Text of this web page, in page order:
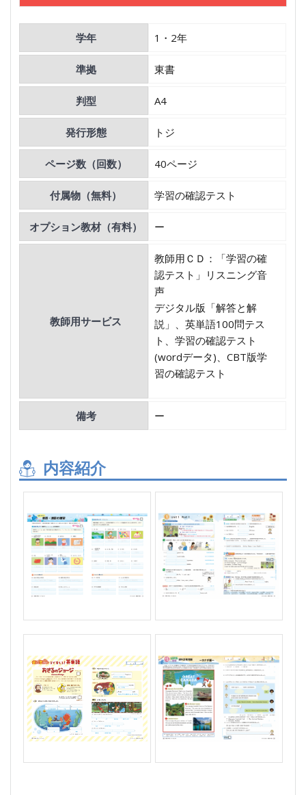
学年 1・2年
準拠 東書
判型 A4
発行形態 トジ
ページ数（回数） 40ページ
付属物（無料） 学習の確認テスト
オプション教材（有料） ー
教師用サービス
教師用ＣＤ：「学習の確
認テスト」リスニング音
声
デジタル版「解答と解
説」、英単語100問テス
ト、学習の確認テスト
(wordデータ)、CBT版学
習の確認テスト
備考 ー
内容紹介